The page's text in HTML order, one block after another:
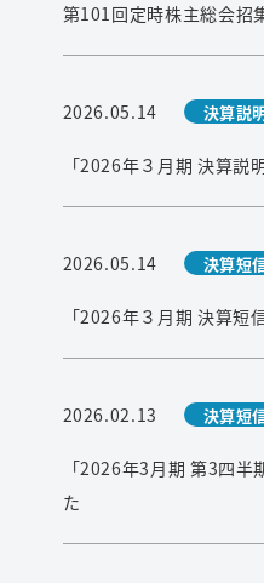
第101回定時株主総会招
2026.05.14 決算説
「2026年３月期 決算説
2026.05.14 決算短
「2026年３月期 決算短
2026.02.13 決算短
「2026年3月期 第3四
た